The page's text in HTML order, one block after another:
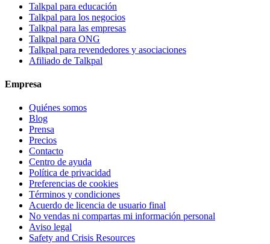
Talkpal para educación
Talkpal para los negocios
Talkpal para las empresas
Talkpal para ONG
Talkpal para revendedores y asociaciones
Afiliado de Talkpal
Empresa
Quiénes somos
Blog
Prensa
Precios
Contacto
Centro de ayuda
Política de privacidad
Preferencias de cookies
Términos y condiciones
Acuerdo de licencia de usuario final
No vendas ni compartas mi información personal
Aviso legal
Safety and Crisis Resources